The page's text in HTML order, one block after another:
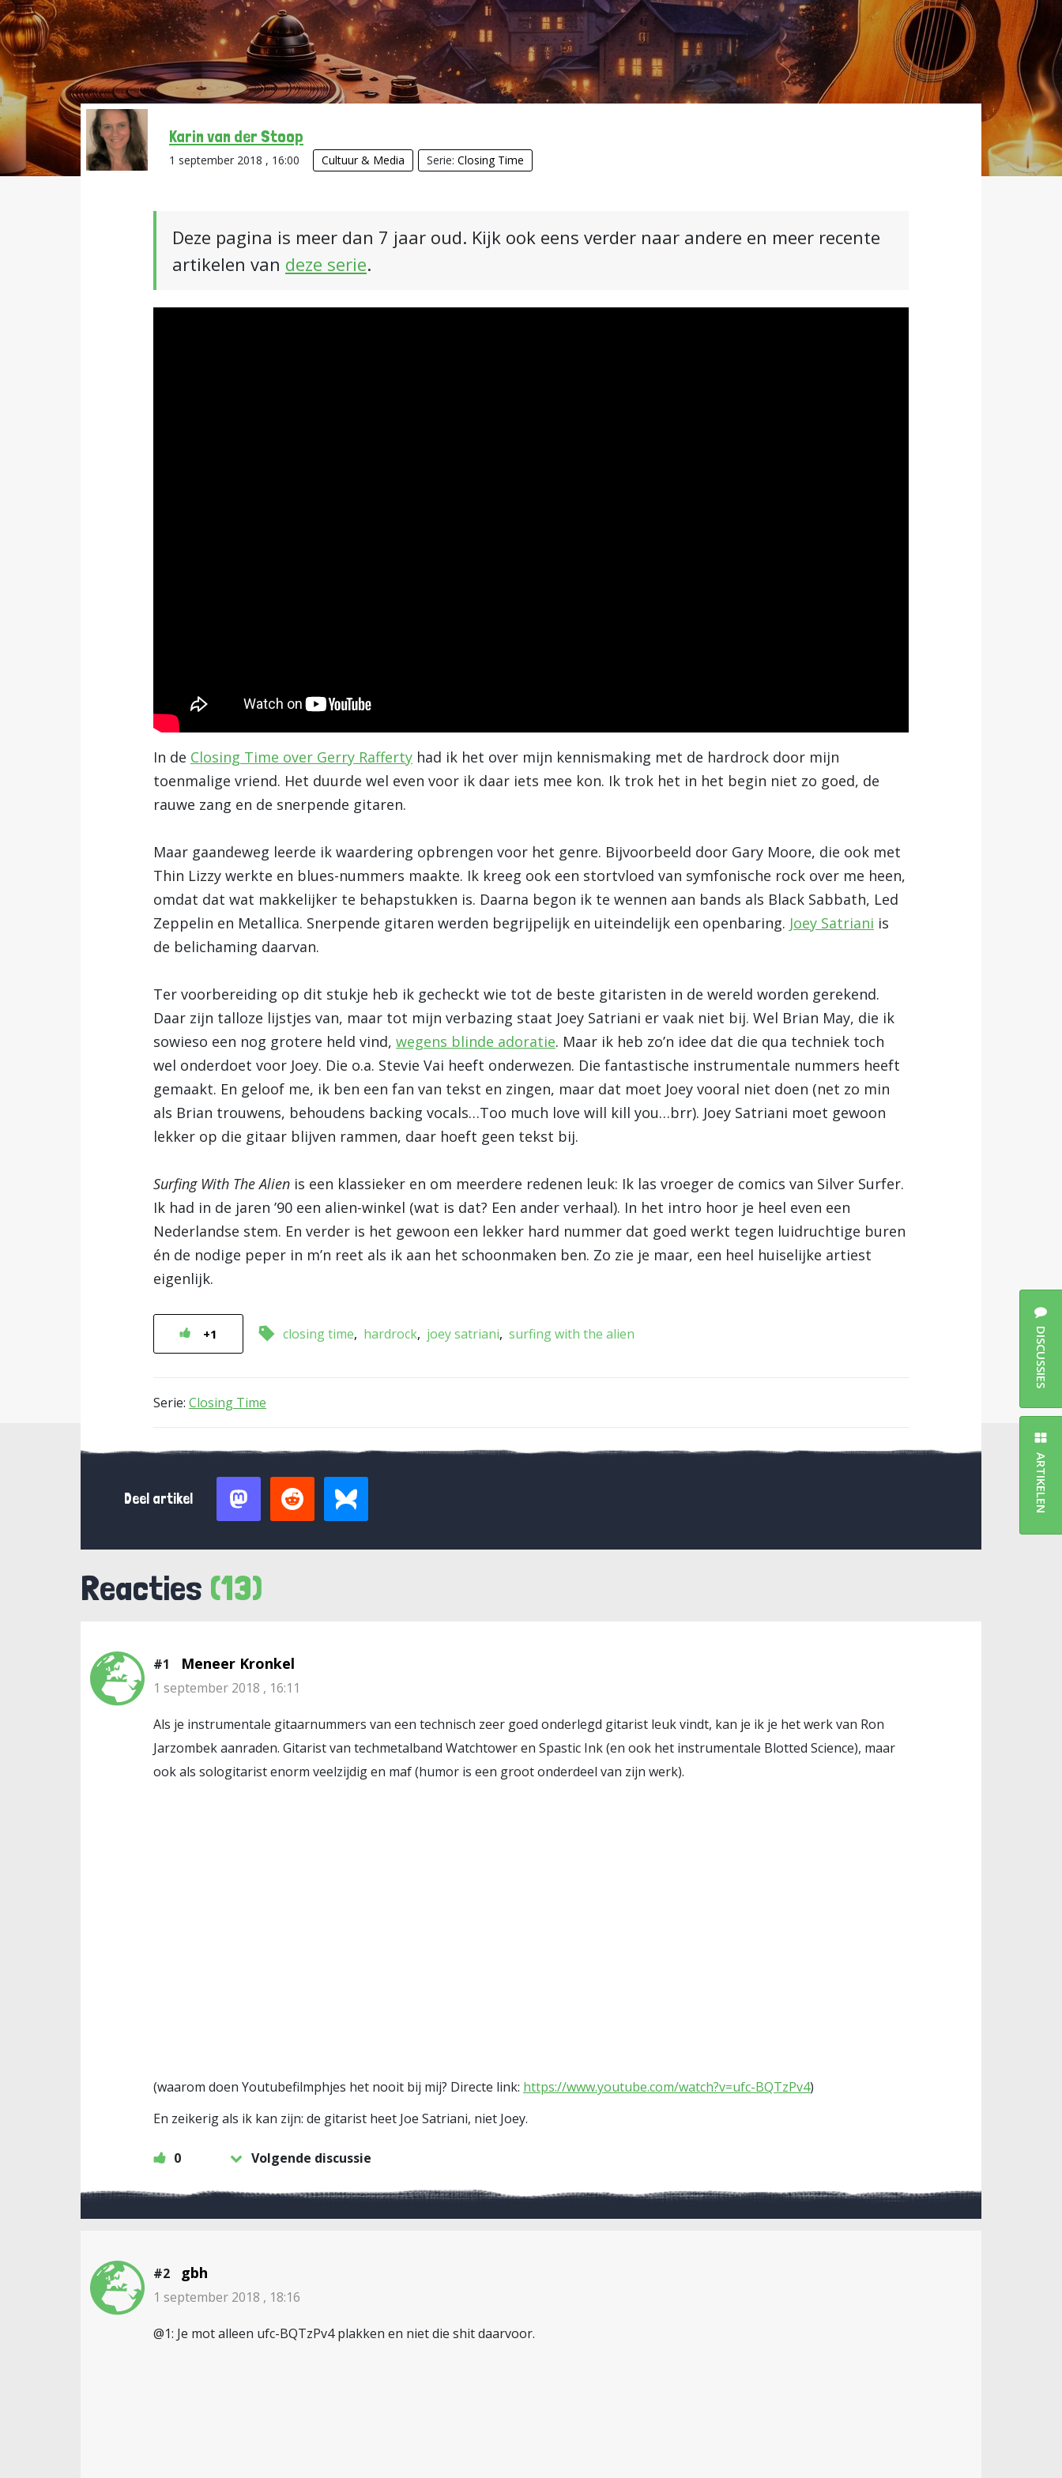
Karin van der Stoop
1 september 2018 , 16:00 Cultuur & Media Serie: Closing Time
Deze pagina is meer dan 7 jaar oud. Kijk ook eens verder naar andere en meer recente
artikelen van deze serie.
In de Closing Time over Gerry Rafferty had ik het over mijn kennismaking met de hardrock door mijn
toenmalige vriend. Het duurde wel even voor ik daar iets mee kon. Ik trok het in het begin niet zo goed, de
rauwe zang en de snerpende gitaren.
Maar gaandeweg leerde ik waardering opbrengen voor het genre. Bijvoorbeeld door Gary Moore, die ook met
Thin Lizzy werkte en blues-nummers maakte. Ik kreeg ook een stortvloed van symfonische rock over me heen,
omdat dat wat makkelijker te behapstukken is. Daarna begon ik te wennen aan bands als Black Sabbath, Led
Zeppelin en Metallica. Snerpende gitaren werden begrijpelijk en uiteindelijk een openbaring. Joey Satriani is
de belichaming daarvan.
Ter voorbereiding op dit stukje heb ik gecheckt wie tot de beste gitaristen in de wereld worden gerekend.
Daar zijn talloze lijstjes van, maar tot mijn verbazing staat Joey Satriani er vaak niet bij. Wel Brian May, die ik
sowieso een nog grotere held vind, wegens blinde adoratie. Maar ik heb zo’n idee dat die qua techniek toch
wel onderdoet voor Joey. Die o.a. Stevie Vai heeft onderwezen. Die fantastische instrumentale nummers heeft
gemaakt. En geloof me, ik ben een fan van tekst en zingen, maar dat moet Joey vooral niet doen (net zo min
als Brian trouwens, behoudens backing vocals…Too much love will kill you…brr). Joey Satriani moet gewoon
lekker op die gitaar blijven rammen, daar hoeft geen tekst bij.
Surfing With The Alien is een klassieker en om meerdere redenen leuk: Ik las vroeger de comics van Silver Surfer.
Ik had in de jaren ’90 een alien-winkel (wat is dat? Een ander verhaal). In het intro hoor je heel even een
Nederlandse stem. En verder is het gewoon een lekker hard nummer dat goed werkt tegen luidruchtige buren
én de nodige peper in m’n reet als ik aan het schoonmaken ben. Zo zie je maar, een heel huiselijke artiest
eigenlijk.
+1 closing time hardrock joey satriani surfing with the alien
Serie: Closing Time
Deel artikel
Reacties (13)
#1 Meneer Kronkel
1 september 2018 , 16:11
Als je instrumentale gitaarnummers van een technisch zeer goed onderlegd gitarist leuk vindt, kan je ik je het werk van Ron
Jarzombek aanraden. Gitarist van techmetalband Watchtower en Spastic Ink (en ook het instrumentale Blotted Science), maar
ook als sologitarist enorm veelzijdig en maf (humor is een groot onderdeel van zijn werk).
(waarom doen Youtubefilmphjes het nooit bij mij? Directe link: https://www.youtube.com/watch?v=ufc-BQTzPv4)
En zeikerig als ik kan zijn: de gitarist heet Joe Satriani, niet Joey.
0 Volgende discussie
#2 gbh
1 september 2018 , 18:16
@1: Je mot alleen ufc-BQTzPv4 plakken en niet die shit daarvoor.
DISCUSSIES
ARTIKELEN